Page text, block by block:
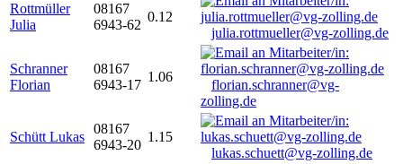
Rottmüller
Julia
08167
6943-62
0.12
julia.rottmueller@vg-zolling.de
Schranner
Florian
08167
6943-17
1.06
florian.schranner@vg-
zolling.de
Schütt Lukas
08167
6943-20
1.15
lukas.schuett@vg-zolling.de